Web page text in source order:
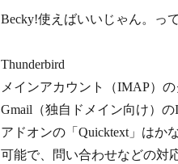
Becky!使えばいいじゃん。っ
Thunderbird
メインアカウント（IMAP）
Gmail（独自ドメイン向け）の
アドオンの「Quicktext」はか
可能で、問い合わせなどの対